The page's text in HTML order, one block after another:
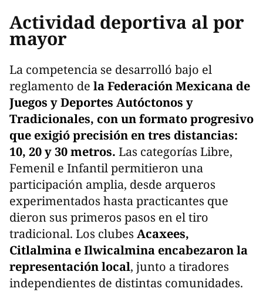
Actividad deportiva al por
mayor
La competencia se desarrolló bajo el
reglamento de la Federación Mexicana de
Juegos y Deportes Autóctonos y
Tradicionales, con un formato progresivo
que exigió precisión en tres distancias:
10, 20 y 30 metros. Las categorías Libre,
Femenil e Infantil permitieron una
participación amplia, desde arqueros
experimentados hasta practicantes que
dieron sus primeros pasos en el tiro
tradicional. Los clubes Acaxees,
Citlalmina e Ilwicalmina encabezaron la
representación local, junto a tiradores
independientes de distintas comunidades.